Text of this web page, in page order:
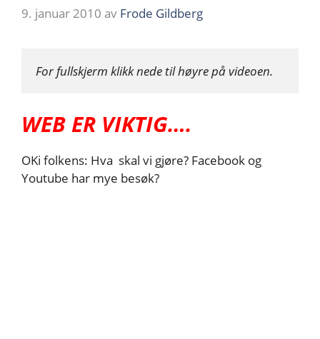
9. januar 2010 av Frode Gildberg
For fullskjerm klikk nede til høyre på videoen.
WEB ER VIKTIG….
OKi folkens: Hva skal vi gjøre? Facebook og
Youtube har mye besøk?